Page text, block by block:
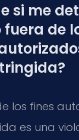
si me
de
los fines
es una